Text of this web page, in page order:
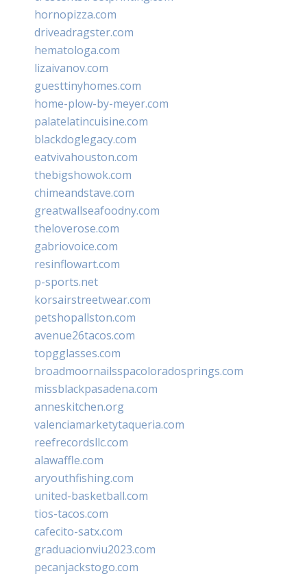
hornopizza.com
driveadragster.com
hematologa.com
lizaivanov.com
guesttinyhomes.com
home-plow-by-meyer.com
palatelatincuisine.com
blackdoglegacy.com
eatvivahouston.com
thebigshowok.com
chimeandstave.com
greatwallseafoodny.com
theloverose.com
gabriovoice.com
resinflowart.com
p-sports.net
korsairstreetwear.com
petshopallston.com
avenue26tacos.com
topgglasses.com
broadmoornailsspacoloradosprings.com
missblackpasadena.com
anneskitchen.org
valenciamarketytaqueria.com
reefrecordsllc.com
alawaffle.com
aryouthfishing.com
united-basketball.com
tios-tacos.com
cafecito-satx.com
graduacionviu2023.com
pecanjackstogo.com